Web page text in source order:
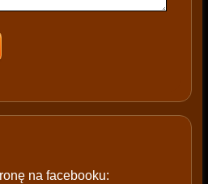
na facebooku: